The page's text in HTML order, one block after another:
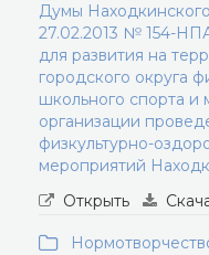
Думы
27.02.2013 № 154-
для развития на
городского округа
школьного спорта и
организации
физкультурно-
мероприятий
Открыть